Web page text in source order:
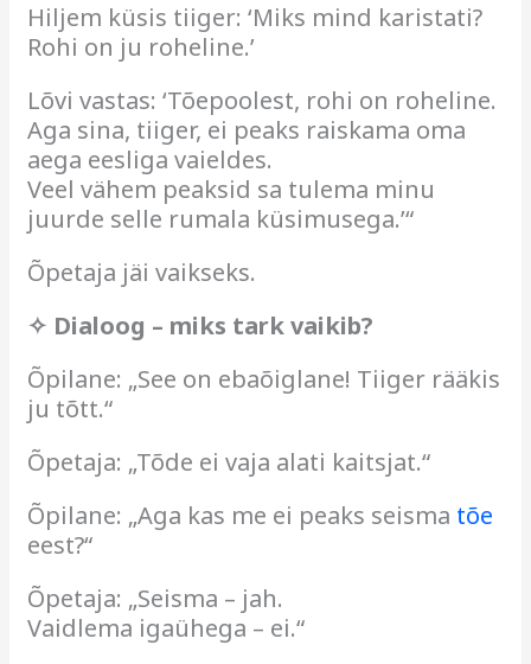
Hiljem küsis tiiger: ‘Miks mind karistati?
Rohi on ju roheline.’
Lõvi vastas: ‘Tõepoolest, rohi on roheline.
Aga sina, tiiger, ei peaks raiskama oma
aega eesliga vaieldes.
Veel vähem peaksid sa tulema minu
juurde selle rumala küsimusega.’“
Õpetaja jäi vaikseks.
✧ Dialoog – miks tark vaikib?
Õpilane: „See on ebaõiglane! Tiiger rääkis
ju tõtt.“
Õpetaja: „Tõde ei vaja alati kaitsjat.“
Õpilane: „Aga kas me ei peaks seisma tõe
eest?“
Õpetaja: „Seisma – jah.
Vaidlema igaühega – ei.“